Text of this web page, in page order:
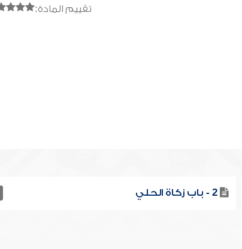
تقييم المادة:
2 - باب زكاة الحلي